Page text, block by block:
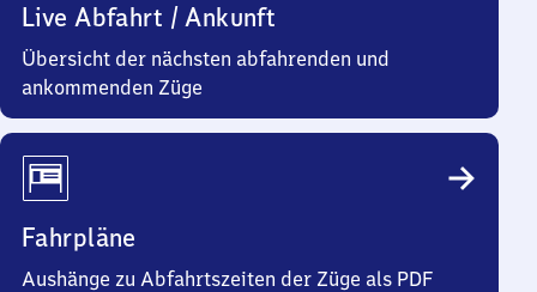
Live Abfahrt / Ankunft
Übersicht der nächsten abfahrenden und
ankommenden Züge
Fahrpläne
Aushänge zu Abfahrtszeiten der Züge als PDF